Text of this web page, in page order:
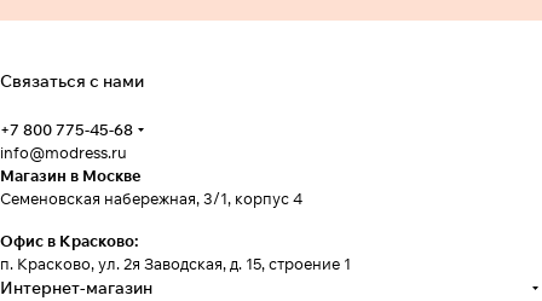
Связаться с нами
+7 800 775-45-68
info@modress.ru
Магазин в Москве
Семеновская набережная, 3/1, корпус 4
Офис в Красково:
п. Красково, ул. 2я Заводская, д. 15, строение 1
Интернет-магазин